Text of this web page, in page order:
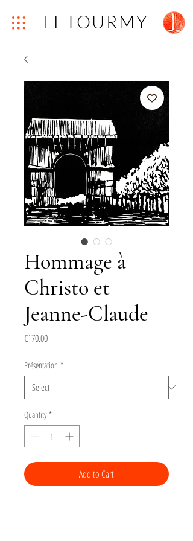
LETOURMY
Hommage à
Christo et
Jeanne-Claude
€170.00Price
Présentation *
Quantity *
Add to Cart